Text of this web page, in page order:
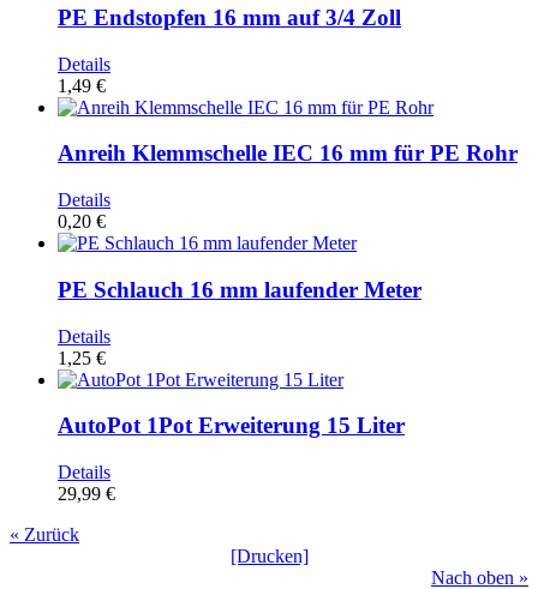
PE Endstopfen 16 mm auf 3/4 Zoll
Details
1,49 €
Anreih Klemmschelle IEC 16 mm für PE Rohr
Details
0,20 €
PE Schlauch 16 mm laufender Meter
Details
1,25 €
AutoPot 1Pot Erweiterung 15 Liter
Details
29,99 €
« Zurück
[Drucken]
Nach oben »